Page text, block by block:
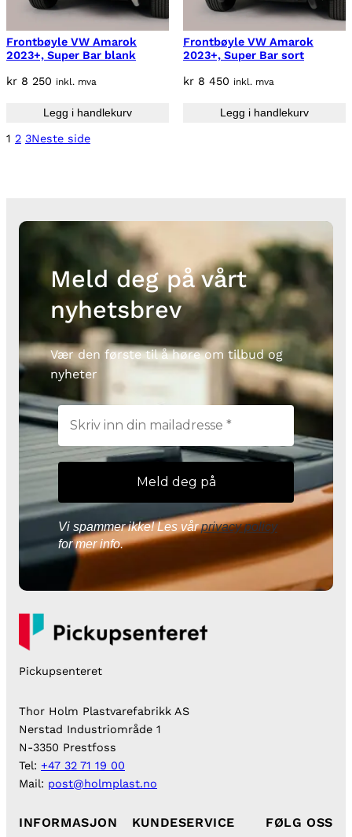
Frontbøyle VW Amarok
2023+, Super Bar blank
kr 8 250 inkl. mva
Legg i handlekurv
Frontbøyle VW Amarok
2023+, Super Bar sort
kr 8 450 inkl. mva
Legg i handlekurv
1 2 3Neste side
Meld deg på vårt
nyhetsbrev
Vær den første til å høre om tilbud og
nyheter
Vi spammer ikke! Les vårprivacy policy
for mer info.
Pickupsenteret
Thor Holm Plastvarefabrikk AS
Nerstad Industriområde 1
N-3350 Prestfoss
Tel: +47 32 71 19 00
Mail: post@holmplast.no
INFORMASJON KUNDESERVICE FØLG OSS